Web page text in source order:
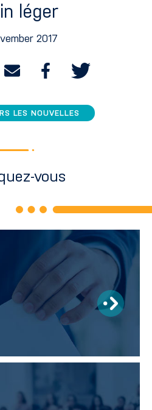
léger
2017
LES NOUVELLES
vous